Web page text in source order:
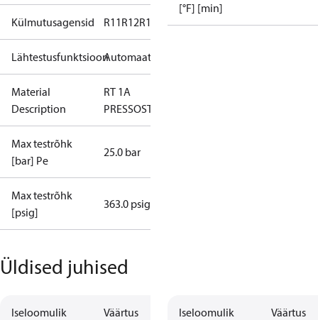
Külmutusagensid R11R12R123 R124R134aR22R404AR407A
LähtestusfunktsioonAutomaatne
Material
Description
RT 1A
PRESSOSTAAT
Max testrõhk
[bar] Pe
25.0 bar
Max testrõhk
[psig]
363.0 psig
[°F] [min]
Üldised juhised
Iseloomulik Väärtus Iseloomulik Väärtus